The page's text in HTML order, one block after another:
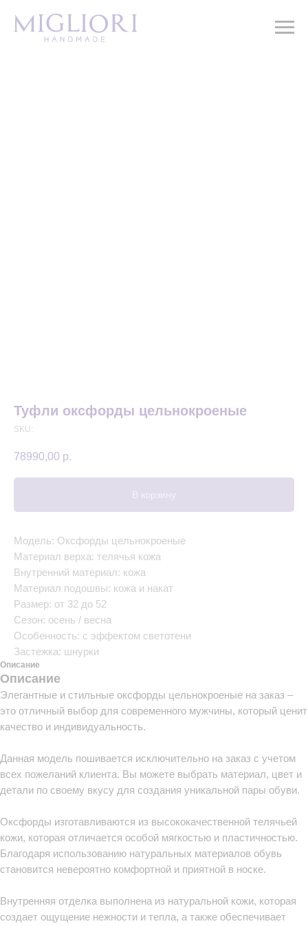
Туфли оксфорды цельнокроеные
SKU:
78990,00 р.
В корзину
Модель: Оксфорды цельнокроеные
Материал верха: телячья кожа
Внутренний материал: кожа
Материал подошвы: кожа и накат
Размер: от 32 до 52
Сезон: осень / весна
Особенность: с эффектом светотени
Застежка: шнурки
Описание
Описание
Элегантные и стильные оксфорды цельнокроеные на заказ –
это отличный выбор для современного мужчины, который ценит
качество и индивидуальность.
Данная модель пошивается исключительно на заказ с учетом
всех пожеланий клиента. Вы можете выбрать материал, цвет и
детали по своему вкусу для создания уникальной пары обуви.
Оксфорды изготавливаются из высококачественной телячьей
кожи, которая отличается особой мягкостью и пластичностью.
Благодаря использованию натуральных материалов обувь
становится невероятно комфортной и приятной в носке.
Внутренняя отделка выполнена из натуральной кожи, которая
создает ощущение нежности и тепла, а также обеспечивает